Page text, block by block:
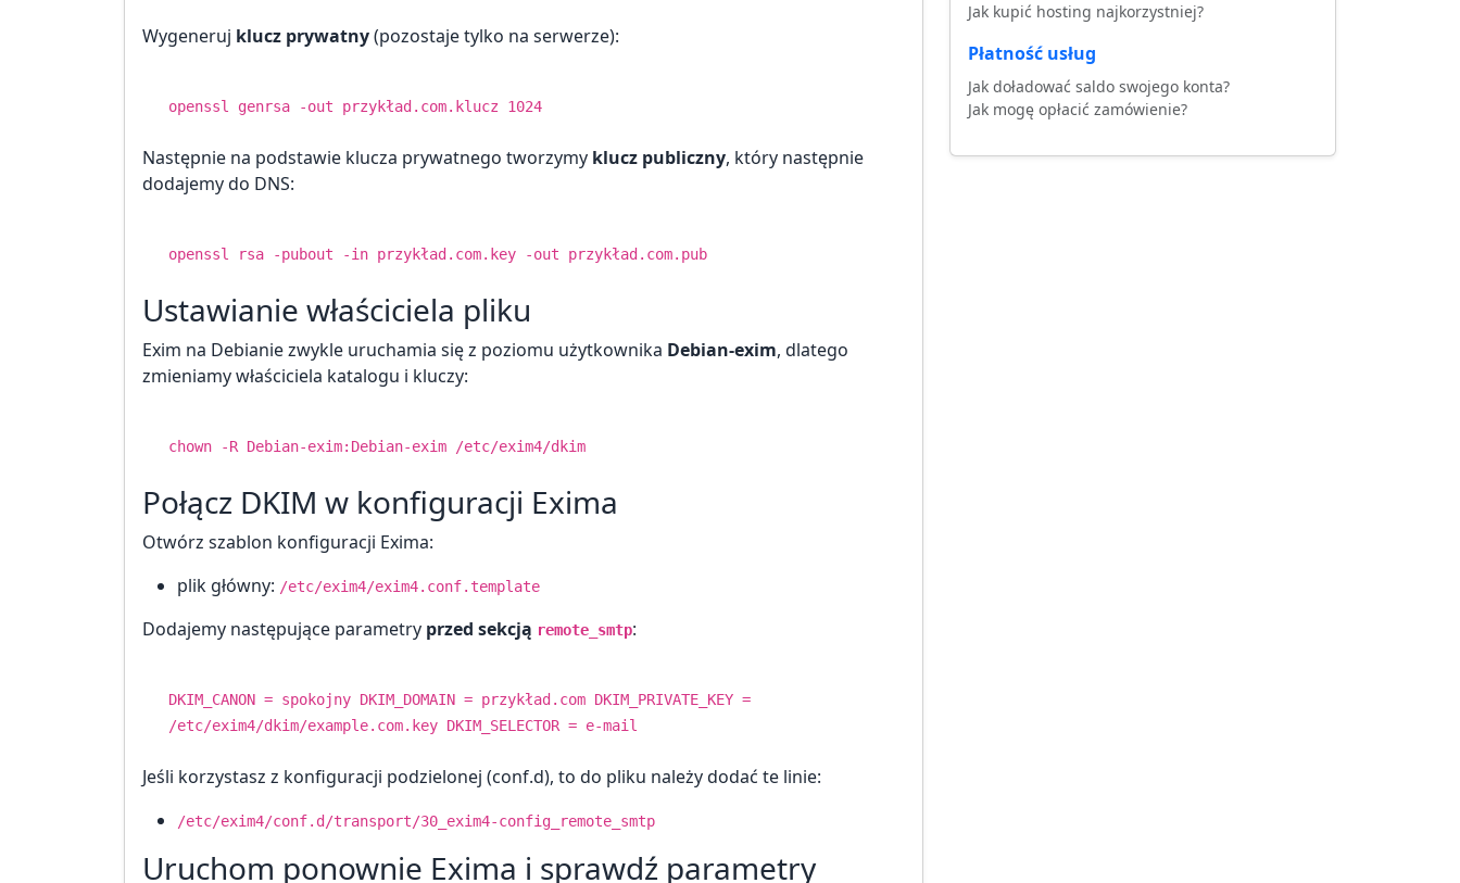
Wygeneruj klucz prywatny(pozostaje tylko na serwerze):
openssl genrsa -out przykład.com.klucz 1024
Następnie na podstawie klucza prywatnego tworzymy klucz publiczny, który następnie
dodajemy do DNS:
openssl rsa -pubout -in przykład.com.key -out przykład.com.pub
Ustawianie właściciela pliku
Exim na Debianie zwykle uruchamia się z poziomu użytkownika Debian-exim, dlatego
zmieniamy właściciela katalogu i kluczy:
chown -R Debian-exim:Debian-exim /etc/exim4/dkim
Połącz DKIM w konfiguracji Exima
Otwórz szablon konfiguracji Exima:
plik główny: /etc/exim4/exim4.conf.template
Dodajemy następujące parametry przed sekcją remote_smtp:
DKIM_CANON = spokojny DKIM_DOMAIN = przykład.com DKIM_PRIVATE_KEY =
/etc/exim4/dkim/example.com.key DKIM_SELECTOR = e-mail
Jeśli korzystasz z konfiguracji podzielonej (conf.d), to do pliku należy dodać te linie:
/etc/exim4/conf.d/transport/30_exim4-config_remote_smtp
Uruchom ponownie Exima i sprawdź parametry
Jak kupić hosting najkorzystniej?
Płatność usług
Jak doładować saldo swojego konta?
Jak mogę opłacić zamówienie?